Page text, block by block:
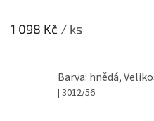
1 098 Kč / ks
Barva: hnědá,
| 3012/56